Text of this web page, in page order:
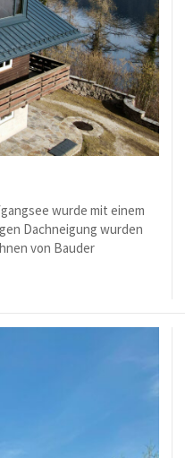
wurde mit einem
Dachneigung wurden
von Bauder